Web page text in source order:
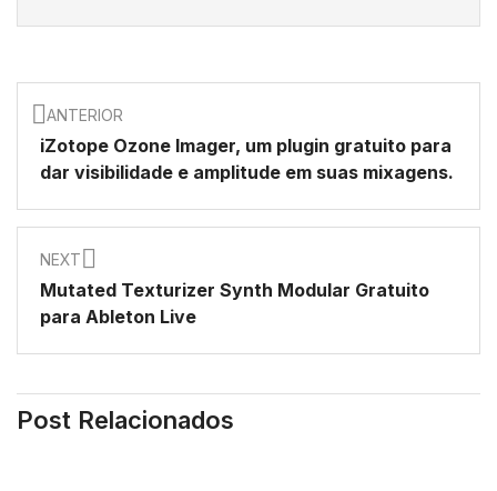
ANTERIOR
iZotope Ozone Imager, um plugin gratuito para
dar visibilidade e amplitude em suas mixagens.
NEXT
Mutated Texturizer Synth Modular Gratuito
para Ableton Live
Post Relacionados